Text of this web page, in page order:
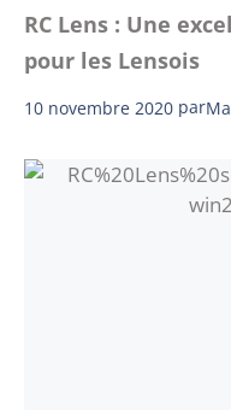
RC Lens : Une
pour les Lensois
10 novembre 2020 par